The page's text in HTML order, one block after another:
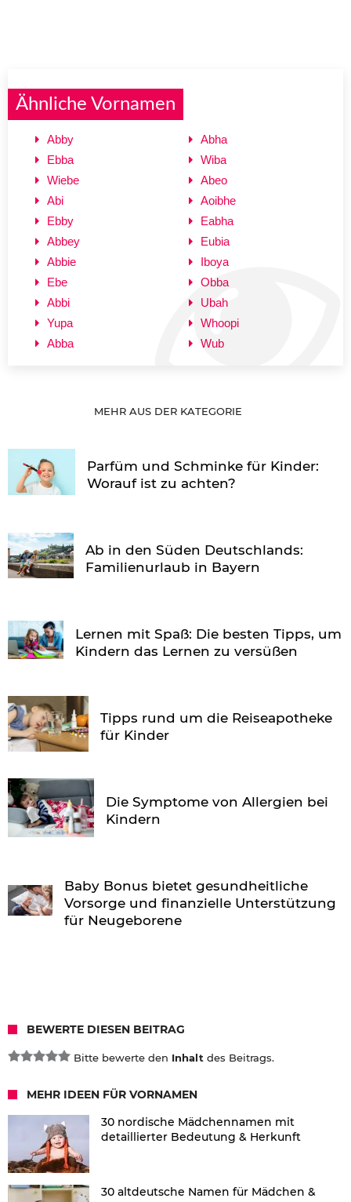
Ähnliche Vornamen
Abby
Ebba
Wiebe
Abi
Ebby
Abbey
Abbie
Ebe
Abbi
Yupa
Abba
Abha
Wiba
Abeo
Aoibhe
Eabha
Eubia
Iboya
Obba
Ubah
Whoopi
Wub
MEHR AUS DER KATEGORIE
Parfüm und Schminke für Kinder:
Worauf ist zu achten?
Ab in den Süden Deutschlands:
Familienurlaub in Bayern
Lernen mit Spaß: Die besten Tipps, um
Kindern das Lernen zu versüßen
Tipps rund um die Reiseapotheke
für Kinder
Die Symptome von Allergien bei
Kindern
Baby Bonus bietet gesundheitliche
Vorsorge und finanzielle Unterstützung
für Neugeborene
BEWERTE DIESEN BEITRAG
Bitte bewerte den Inhalt des Beitrags.
MEHR IDEEN FÜR VORNAMEN
30 nordische Mädchennamen mit
detaillierter Bedeutung & Herkunft
30 altdeutsche Namen für Mädchen &